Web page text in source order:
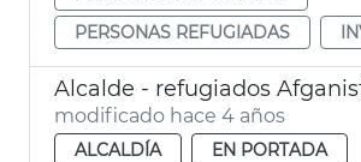
PERSONAS REFUGIADAS
Alcalde - refugiados
modificado hace 4 años
ALCALDÍA
EN PORTADA